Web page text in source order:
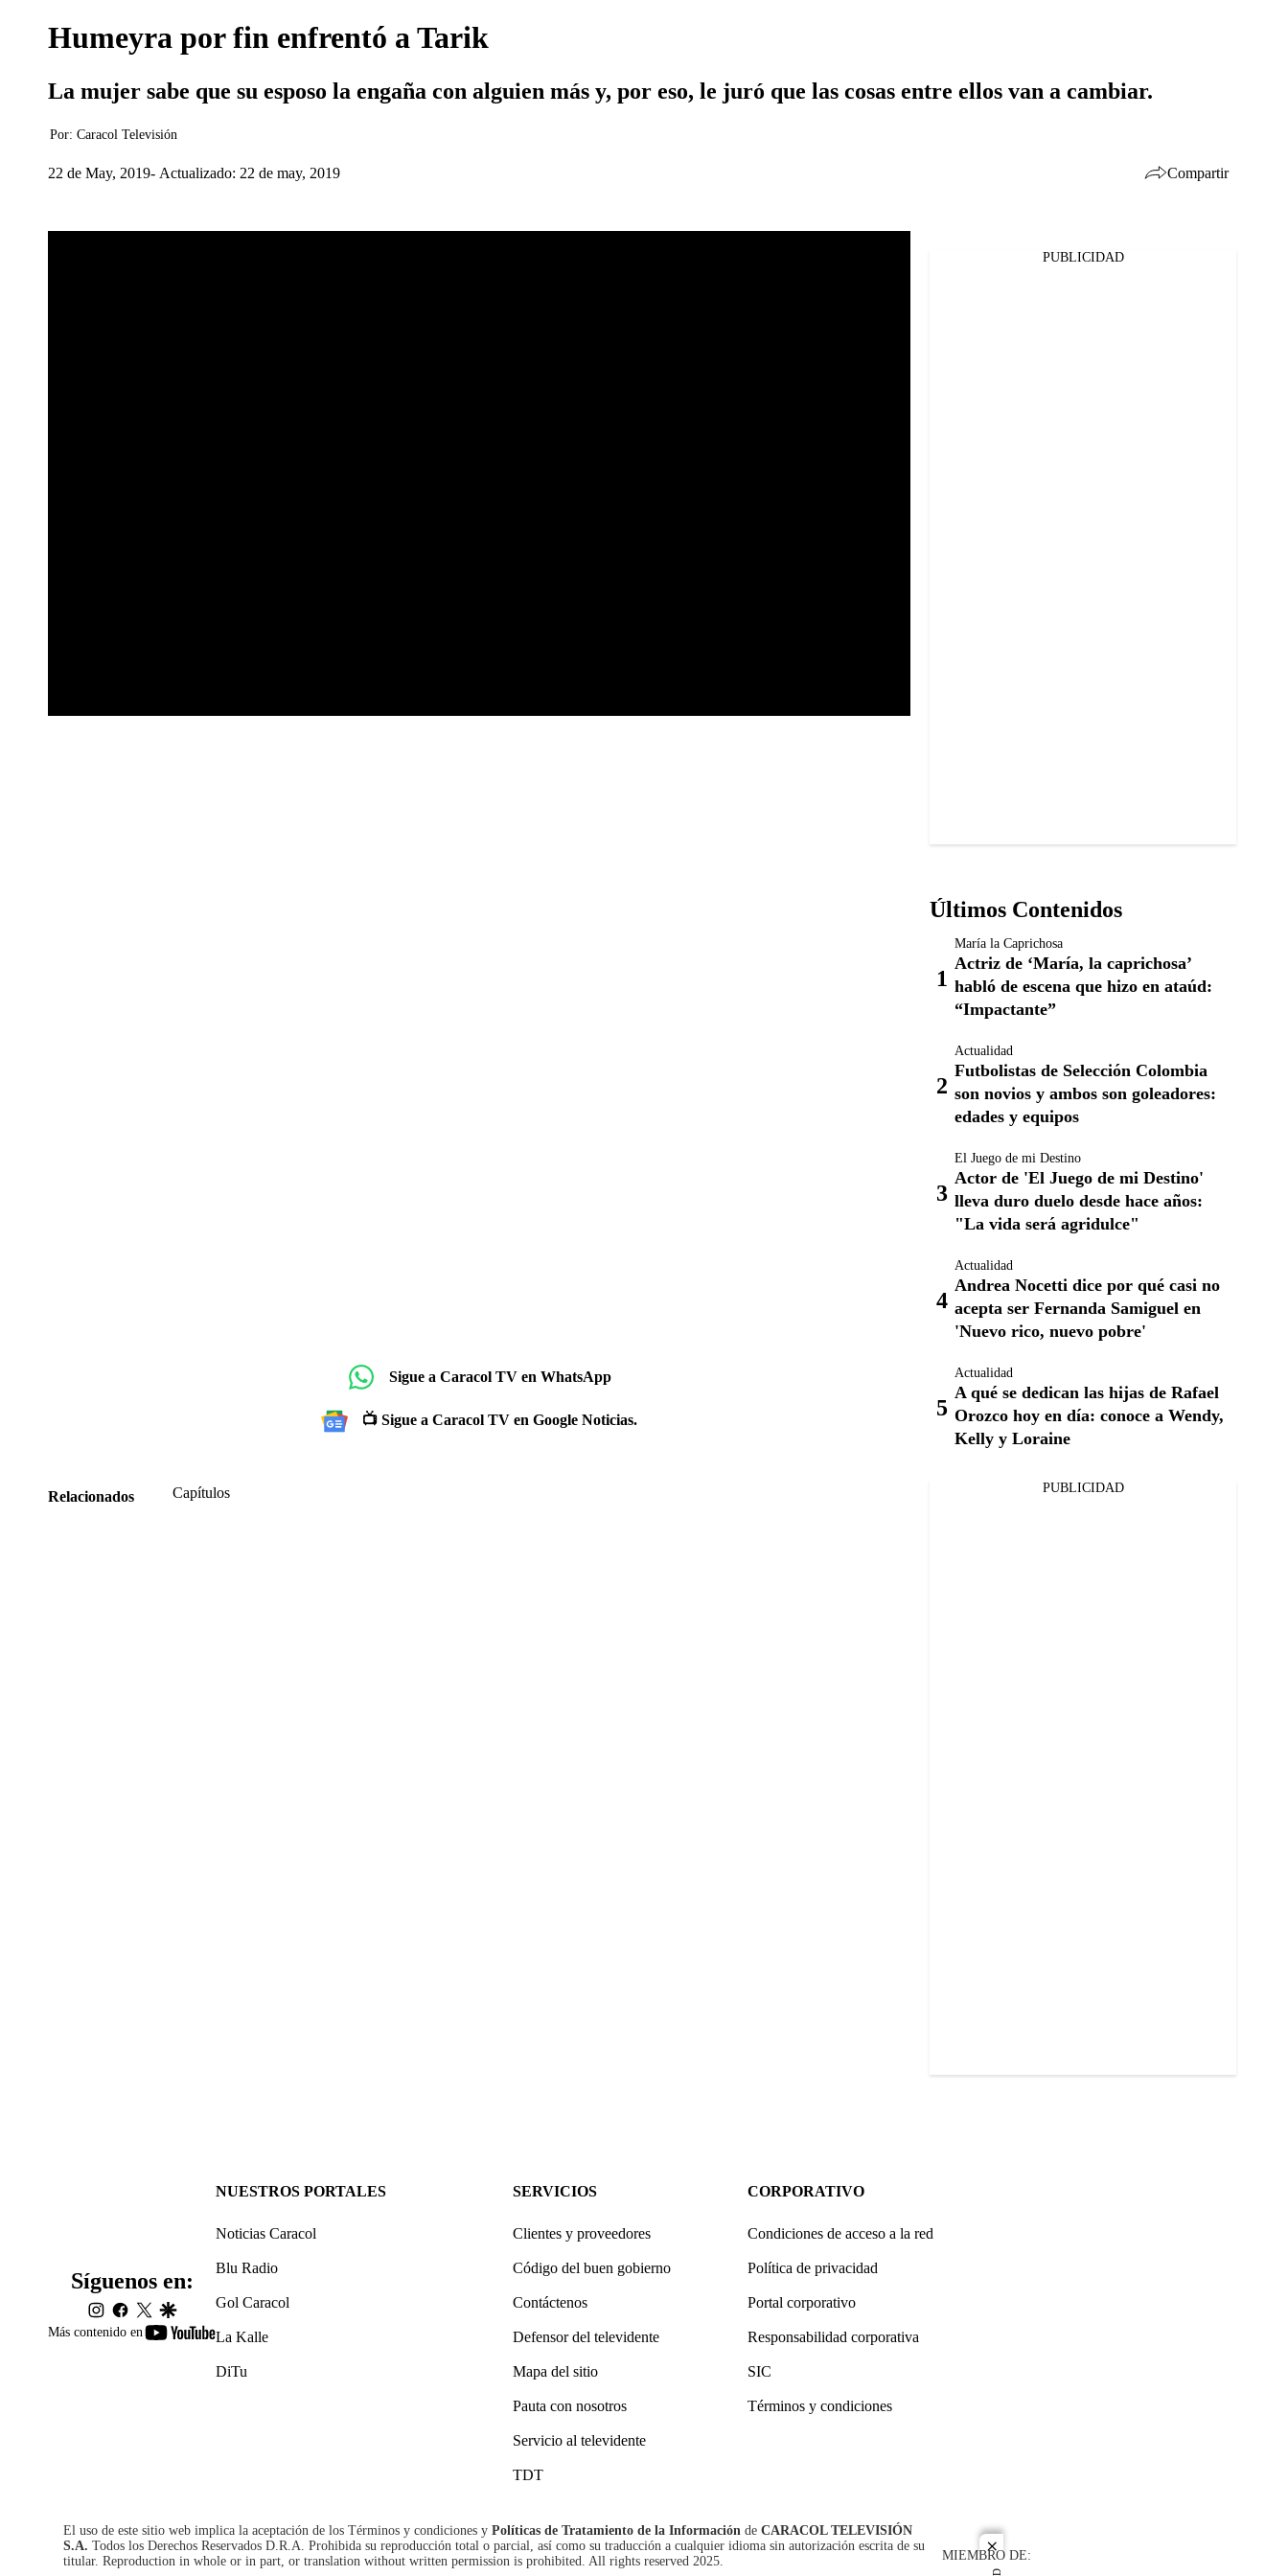
close
Humeyra por fin enfrentó a Tarik
La mujer sabe que su esposo la engaña con alguien más y, por eso, le juró que las cosas entre ellos van a cambiar.
Por: Caracol Televisión
22 de May, 2019 Actualizado: 22 de may, 2019 Compartir
Sigue a Caracol TV en WhatsApp
📺 Sigue a Caracol TV en Google Noticias.
Relacionados Capítulos
PUBLICIDAD
Últimos Contenidos
María la Caprichosa
Actriz de ‘María, la caprichosa’
habló de escena que hizo en ataúd:
“Impactante”
Actualidad
Futbolistas de Selección Colombia
son novios y ambos son goleadores:
edades y equipos
El Juego de mi Destino
Actor de 'El Juego de mi Destino'
lleva duro duelo desde hace años:
"La vida será agridulce"
Actualidad
Andrea Nocetti dice por qué casi no
acepta ser Fernanda Samiguel en
'Nuevo rico, nuevo pobre'
Actualidad
A qué se dedican las hijas de Rafael
Orozco hoy en día: conoce a Wendy,
Kelly y Loraine
PUBLICIDAD
Más contenido en
youtube-
Síguenos en:
instagram
facebook
twittergoogle
NUESTROS PORTALES
Noticias Caracol
Blu Radio
Gol Caracol
La Kalle
DiTu
SERVICIOS
Clientes y proveedores
Código del buen gobierno
Contáctenos
Defensor del televidente
Mapa del sitio
Pauta con nosotros
Servicio al televidente
TDT
CORPORATIVO
Condiciones de acceso a la red
Política de privacidad
Portal corporativo
Responsabilidad corporativa
SIC
Términos y condiciones
El uso de este sitio web implica la aceptación de los Términos y condiciones y Políticas de Tratamiento de la Información de CARACOL TELEVISIÓN
S.A. Todos los Derechos Reservados D.R.A. Prohibida su reproducción total o parcial, así como su traducción a cualquier idioma sin autorización escrita de su
titular. Reproduction in whole or in part, or translation without written permission is prohibited. All rights reserved 2025.
MIEMBRO DE: